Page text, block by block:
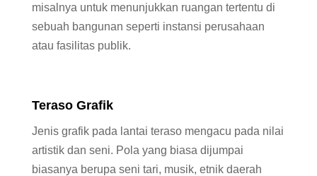
misalnya untuk menunjukkan ruangan tertentu di
sebuah bangunan seperti instansi perusahaan
atau fasilitas publik.
Teraso Grafik
Jenis grafik pada lantai teraso mengacu pada nilai
artistik dan seni. Pola yang biasa dijumpai
biasanya berupa seni tari, musik, etnik daerah